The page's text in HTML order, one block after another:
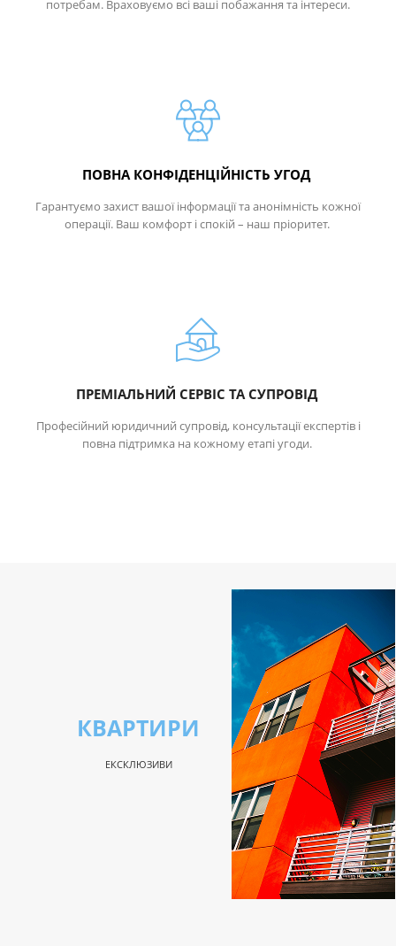
потребам. Враховуємо всі ваші побажання та інтереси.
ПОВНА КОНФІДЕНЦІЙНІСТЬ УГОД
Гарантуємо захист вашої інформації та анонімність кожної
операції. Ваш комфорт і спокій – наш пріоритет.
ПРЕМІАЛЬНИЙ СЕРВІС ТА СУПРОВІД
Професійний юридичний супровід, консультації експертів і
повна підтримка на кожному етапі угоди.
КВАРТИРИ
ЕКСКЛЮЗИВИ